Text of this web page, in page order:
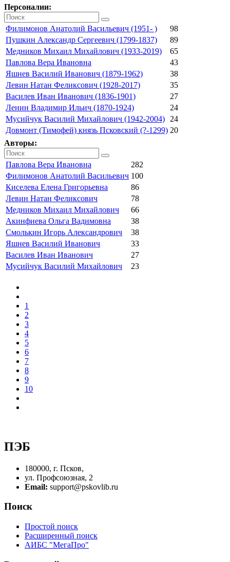
Персоналии:
Филимонов Анатолий Васильевич (1951- )
98
Пушкин Александр Сергеевич (1799-1837)
89
Медников Михаил Михайлович (1933-2019)
65
Павлова Вера Ивановна
43
Яшнев Василий Иванович (1879-1962)
38
Левин Натан Феликсович (1928-2017)
35
Василев Иван Иванович (1836-1901)
27
Ленин Владимир Ильич (1870-1924)
24
Мусийчук Василий Михайлович (1942-2004)
24
Довмонт (Тимофей) князь Псковский (?-1299) 20
Авторы:
Павлова Вера Ивановна
282
Филимонов Анатолий Васильевич 100
Киселева Елена Григорьевна
86
Левин Натан Феликсович
78
Медников Михаил Михайлович
66
Акинфиева Ольга Вадимовна
38
Смолькин Игорь Александрович
38
Яшнев Василий Иванович
33
Василев Иван Иванович
27
Мусийчук Василий Михайлович
23
1
2
3
4
5
6
7
8
9
10
ПЭБ
180000, г. Псков,
ул. Профсоюзная, 2
Email: support@pskovlib.ru
Поиск
Простой поиск
Расширенный поиск
АИБС "МегаПро"